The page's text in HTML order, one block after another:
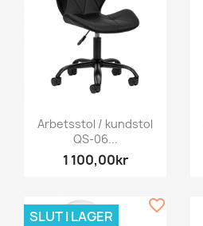
Arbetsstol / kundstol
QS-06...
1 100,00kr
SLUT I LAGER
favorite_border